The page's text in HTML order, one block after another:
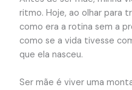
ritmo. Hoje, ao olhar para
como era a rotina sem a
como se a vida tivesse
que ela nasceu.
Ser mãe é viver uma